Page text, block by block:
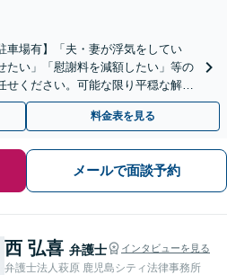
車場有】「夫・妻が浮気をしてい
たい」「慰謝料を減額したい」等の
ください。可能な限り平穏な解決
相談可能】
料金表を見る
メールで面談予約
西 弘喜 弁護士 インタビューを見る
弁護士法人萩原 鹿児島シティ法律事務所